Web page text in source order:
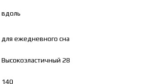
вдоль
для ежедневного сна
Высокоэластичный 28
140